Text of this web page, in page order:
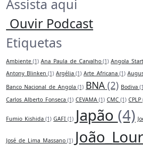
Assista aqui
Ouvir Podcast
Etiquetas
Ambiente (1) Ana_Paula_de_Carvalho (1)
Antony_Blinken (1) Argélia (1) Arte_Africana (1)
Banco_Nacional_de_Angola (1) BNA(2) Bodiva
Carlos_Alberto_Fonseca (1) CEVAMA (1) CMC (1) CPLP
Fumio_Kishida (1) GAFI (1) Japão (4)
José_de_Lima_Massano (1)